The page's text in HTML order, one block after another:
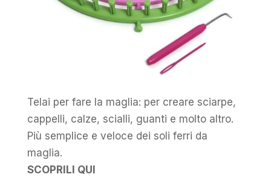
Telai per fare la maglia: per creare sciarpe,
cappelli, calze, scialli, guanti e molto altro.
Più semplice e veloce dei soli ferri da
maglia.
SCOPRILI QUI